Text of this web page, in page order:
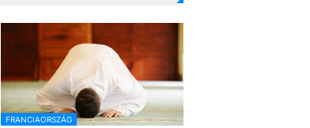
FRANCIAORSZÁG